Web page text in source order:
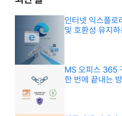
인터넷 익스플로
및 호환성 유지
MS 오피스 365
한 번에 끝내는